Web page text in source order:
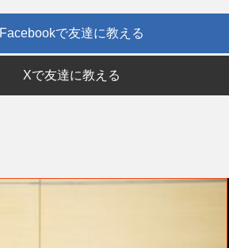
Facebookで友達に教える
Xで友達に教える